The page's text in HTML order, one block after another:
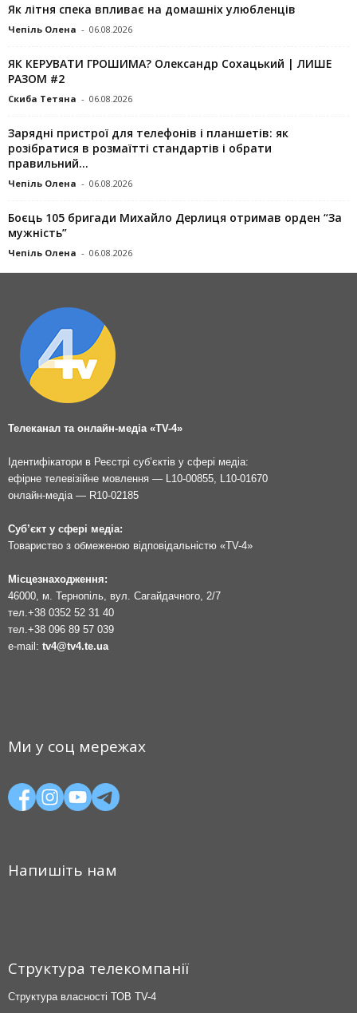
Як літня спека впливає на домашніх улюбленців
Чепіль Олена - 06.08.2026
ЯК КЕРУВАТИ ГРОШИМА? Олександр Сохацький | ЛИШЕ
РАЗОМ #2
Скиба Тетяна - 06.08.2026
Зарядні пристрої для телефонів і планшетів: як
розібратися в розмаїтті стандартів і обрати
правильний...
Чепіль Олена - 06.08.2026
Боєць 105 бригади Михайло Дерлиця отримав орден “За
мужність”
Чепіль Олена - 06.08.2026
Телеканал та онлайн-медіа «TV-4»
Ідентифікатори в Реєстрі суб’єктів у сфері медіа:
ефірне телевізійне мовлення — L10-00855, L10-01670
онлайн-медіа — R10-02185
Суб’єкт у сфері медіа:
Товариство з обмеженою відповідальністю «TV-4»
Місцезнаходження:
46000, м. Тернопіль, вул. Сагайдачного, 2/7
тел. +38 0352 52 31 40
тел. +38 096 89 57 039
e-mail: tv4@tv4.te.ua
Ми у соц мережах
Напишіть нам
Структура телекомпанії
Структура власності ТОВ TV-4